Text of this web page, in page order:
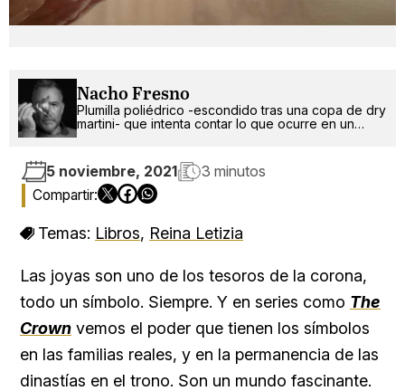
Nacho Fresno
Plumilla poliédrico -escondido tras una copa de dry
martini- que intenta contar lo que ocurre en un
5 noviembre, 2021 3 minutos
Temas: Libros, Reina Letizia
Las joyas son uno de los tesoros de la corona,
todo un símbolo. Siempre. Y en series como The
Crown vemos el poder que tienen los símbolos
en las familias reales, y en la permanencia de las
dinastías en el trono. Son un mundo fascinante.